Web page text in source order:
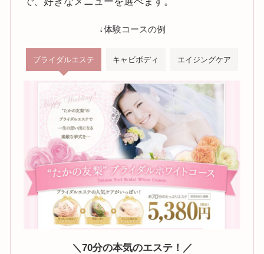
↓体験コースの例
ブライダルエステ キャビボディ エイジングケア
＼70分の本気のエステ！／